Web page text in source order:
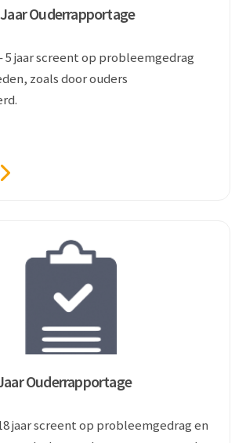
Ouderrapportage
– 5 jaar screent op probleemgedrag
zoals door ouders
Ouderrapportage
en